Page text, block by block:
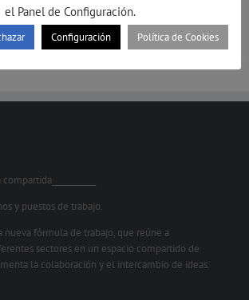
compartida___________
y puestos de trabajo.
nueva fórmula de trabajo, que reúne a
sectores en un espacio compartido de
la colaboración y el intercambio de ideas.
el Panel de Configuración.
Configuración Política de Cookies